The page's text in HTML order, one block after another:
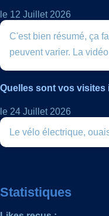
le 12 Juillet 2026
C'est bien résumé, ça
peuvent varier. La
Quelles sont vos visites
le 24 Juillet 2026
Le vélo électrique,
Statistiques